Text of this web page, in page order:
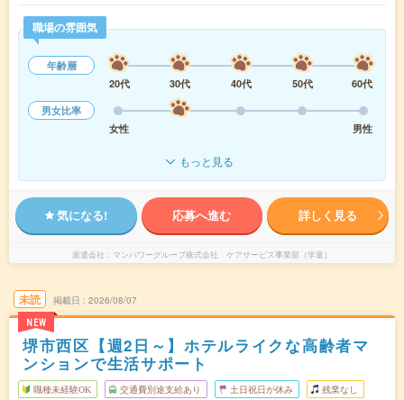
職場の雰囲気
年齢層
20代
30代 40代 50代
60代
男女比率
女性
男性
もっと見る
気になる! 応募へ進む 詳しく見る
派遣会社 マンパワーグループ株式会社 ケアサービス事業部（学童）
未読
NEW
掲載日 2026/08/07
堺市西区【週2日～】ホテルライクな高齢者マ
ンションで生活サポート
職種未経験OK 交通費別途支給あり 土日祝日が休み 残業なし